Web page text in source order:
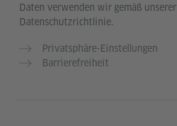
Daten verwenden wir gemäß unserer
Datenschutzrichtlinie.
Privatsphäre-Einstellungen
Barrierefreiheit